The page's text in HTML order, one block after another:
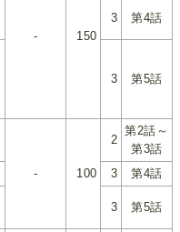
- 150
3 第4話
3 第5話
- 100
2
第2話～
第3話
3 第4話
3 第5話